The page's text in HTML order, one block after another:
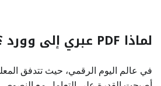
لماذا PDF عبري إلى وورد ؟
في عالم اليوم الرقمي، حيث تتدفق